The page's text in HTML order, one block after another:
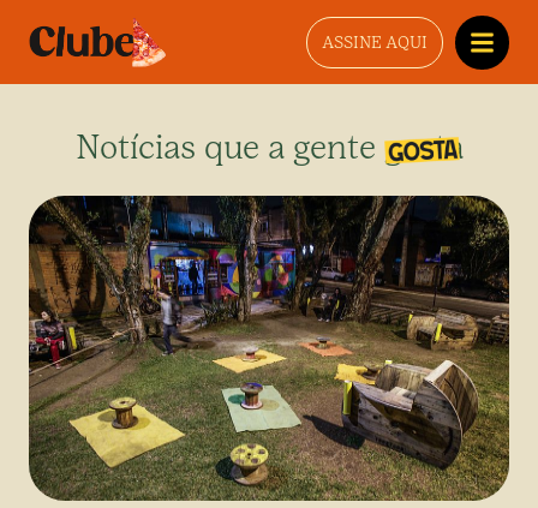
ASSINE AQUI
Notícias que a gente gosta